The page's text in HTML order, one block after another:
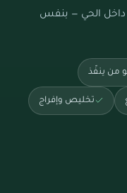
داخل الحي — بنفس
من ينفّذ
تخليص وإفراج